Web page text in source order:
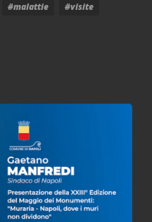
#malattie
#visite